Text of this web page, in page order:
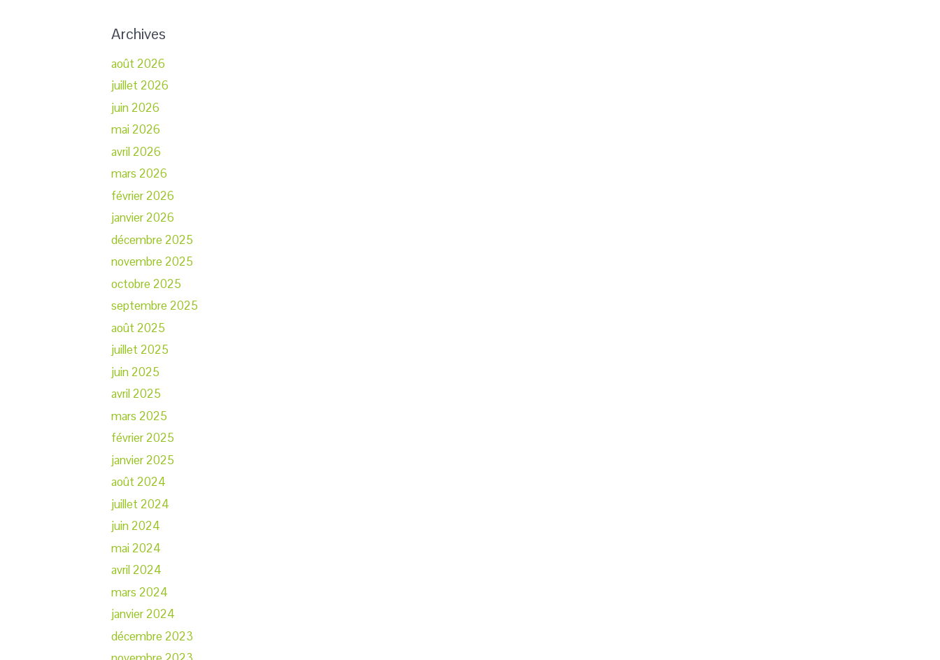
Archives
août 2026
juillet 2026
juin 2026
mai 2026
avril 2026
mars 2026
février 2026
janvier 2026
décembre 2025
novembre 2025
octobre 2025
septembre 2025
août 2025
juillet 2025
juin 2025
avril 2025
mars 2025
février 2025
janvier 2025
août 2024
juillet 2024
juin 2024
mai 2024
avril 2024
mars 2024
janvier 2024
décembre 2023